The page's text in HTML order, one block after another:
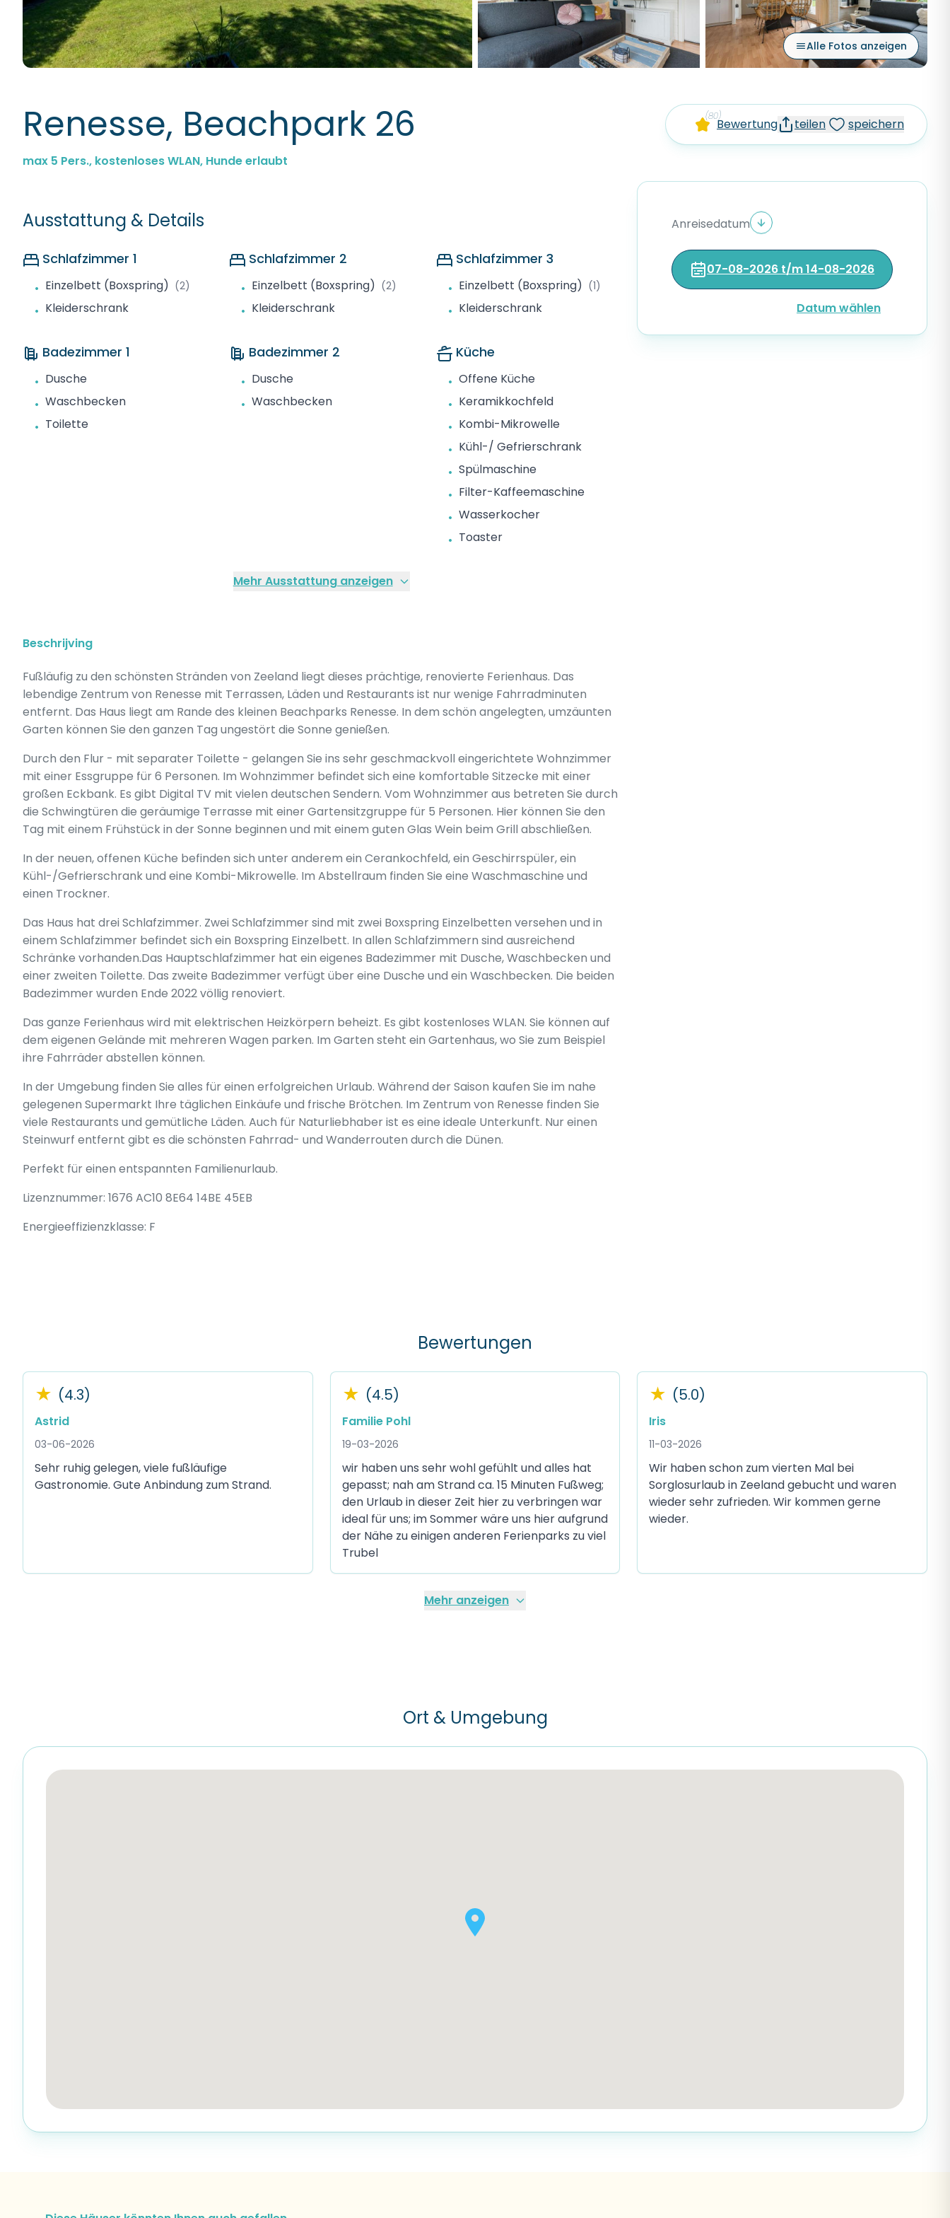
Alle Fotos anzeigen
Renesse, Beachpark 26
max 5 Pers., kostenloses WLAN, Hunde erlaubt
(80)
Bewertung teilen speichern
Ausstattung & Details
Schlafzimmer 1
• Einzelbett (Boxspring) (2)
• Kleiderschrank
Schlafzimmer 2
• Einzelbett (Boxspring) (2)
• Kleiderschrank
Schlafzimmer 3
• Einzelbett (Boxspring) (1)
• Kleiderschrank
Badezimmer 1
• Dusche
• Waschbecken
• Toilette
Badezimmer 2
• Dusche
• Waschbecken
Küche
• Offene Küche
• Keramikkochfeld
• Kombi-Mikrowelle
• Kühl-/ Gefrierschrank
• Spülmaschine
• Filter-Kaffeemaschine
• Wasserkocher
• Toaster
Mehr Ausstattung anzeigen
Beschrijving
Fußläufig zu den schönsten Stränden von Zeeland liegt dieses prächtige, renovierte Ferienhaus. Das
lebendige Zentrum von Renesse mit Terrassen, Läden und Restaurants ist nur wenige Fahrradminuten
entfernt. Das Haus liegt am Rande des kleinen Beachparks Renesse. In dem schön angelegten, umzäunten
Garten können Sie den ganzen Tag ungestört die Sonne genießen.
Durch den Flur - mit separater Toilette - gelangen Sie ins sehr geschmackvoll eingerichtete Wohnzimmer
mit einer Essgruppe für 6 Personen. Im Wohnzimmer befindet sich eine komfortable Sitzecke mit einer
großen Eckbank. Es gibt Digital TV mit vielen deutschen Sendern. Vom Wohnzimmer aus betreten Sie durch
die Schwingtüren die geräumige Terrasse mit einer Gartensitzgruppe für 5 Personen. Hier können Sie den
Tag mit einem Frühstück in der Sonne beginnen und mit einem guten Glas Wein beim Grill abschließen.
In der neuen, offenen Küche befinden sich unter anderem ein Cerankochfeld, ein Geschirrspüler, ein
Kühl-/Gefrierschrank und eine Kombi-Mikrowelle. Im Abstellraum finden Sie eine Waschmaschine und
einen Trockner.
Das Haus hat drei Schlafzimmer. Zwei Schlafzimmer sind mit zwei Boxspring Einzelbetten versehen und in
einem Schlafzimmer befindet sich ein Boxspring Einzelbett. In allen Schlafzimmern sind ausreichend
Schränke vorhanden.Das Hauptschlafzimmer hat ein eigenes Badezimmer mit Dusche, Waschbecken und
einer zweiten Toilette. Das zweite Badezimmer verfügt über eine Dusche und ein Waschbecken. Die beiden
Badezimmer wurden Ende 2022 völlig renoviert.
Das ganze Ferienhaus wird mit elektrischen Heizkörpern beheizt. Es gibt kostenloses WLAN. Sie können auf
dem eigenen Gelände mit mehreren Wagen parken. Im Garten steht ein Gartenhaus, wo Sie zum Beispiel
ihre Fahrräder abstellen können.
In der Umgebung finden Sie alles für einen erfolgreichen Urlaub. Während der Saison kaufen Sie im nahe
gelegenen Supermarkt Ihre täglichen Einkäufe und frische Brötchen. Im Zentrum von Renesse finden Sie
viele Restaurants und gemütliche Läden. Auch für Naturliebhaber ist es eine ideale Unterkunft. Nur einen
Steinwurf entfernt gibt es die schönsten Fahrrad- und Wanderrouten durch die Dünen.
Perfekt für einen entspannten Familienurlaub.
Lizenznummer: 1676 AC10 8E64 14BE 45EB
Energieeffizienzklasse: F
Anreisedatum
07-08-2026 t/m 14-08-2026
Datum wählen
Bewertungen
★ (4.3)
Astrid
03-06-2026
Sehr ruhig gelegen, viele fußläufige
Gastronomie. Gute Anbindung zum Strand.
★ (4.5)
Familie Pohl
19-03-2026
wir haben uns sehr wohl gefühlt und alles hat
gepasst; nah am Strand ca. 15 Minuten Fußweg;
den Urlaub in dieser Zeit hier zu verbringen war
ideal für uns; im Sommer wäre uns hier aufgrund
der Nähe zu einigen anderen Ferienparks zu viel
Trubel
★ (5.0)
Iris
11-03-2026
Wir haben schon zum vierten Mal bei
Sorglosurlaub in Zeeland gebucht und waren
wieder sehr zufrieden. Wir kommen gerne
wieder.
Mehr anzeigen
Ort & Umgebung